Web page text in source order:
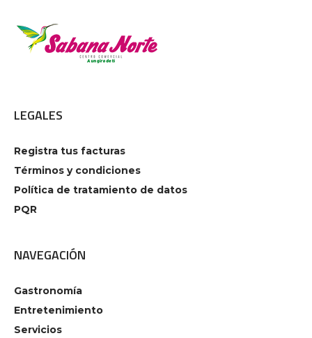
LEGALES
Registra tus facturas
Términos y condiciones
Política de tratamiento de datos
PQR
NAVEGACIÓN
Gastronomía
Entretenimiento
Servicios